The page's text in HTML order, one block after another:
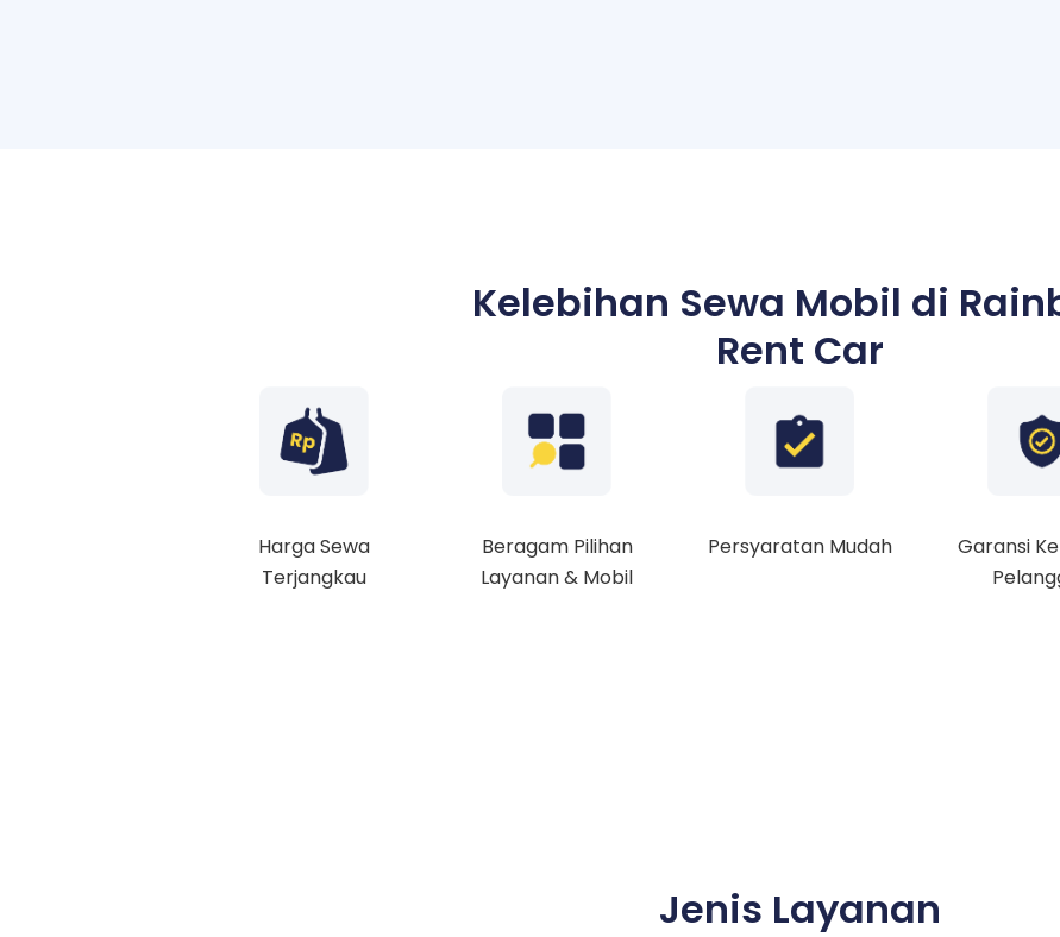
Kelebihan Sewa Mobil di
Rent Car
Harga Sewa
Terjangkau
Beragam Pilihan
Layanan & Mobil
Persyaratan Mudah
Garansi
Jenis Layanan